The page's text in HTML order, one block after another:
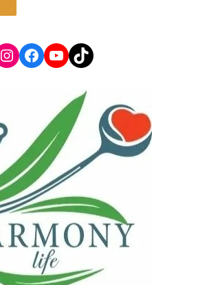
Instagram
Facebook
YouTube
TikTok